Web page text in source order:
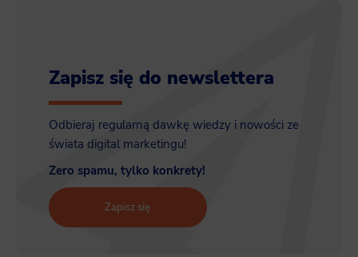
Zapisz się do newslettera
Odbieraj regularną dawkę wiedzy i nowości ze
świata digital marketingu!
Zero spamu, tylko konkrety!
Zapisz się